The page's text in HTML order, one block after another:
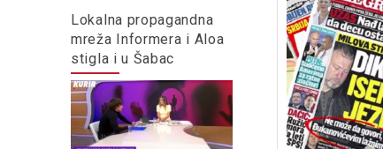
Lokalna propagandna
mreža Informera i Aloa
stigla i u Šabac